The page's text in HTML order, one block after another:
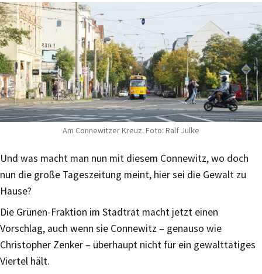
Am Connewitzer Kreuz. Foto: Ralf Julke
Und was macht man nun mit diesem Connewitz, wo doch
nun die große Tageszeitung meint, hier sei die Gewalt zu
Hause?
Die Grünen-Fraktion im Stadtrat macht jetzt einen
Vorschlag, auch wenn sie Connewitz – genauso wie
Christopher Zenker – überhaupt nicht für ein gewalttätiges
Viertel hält.